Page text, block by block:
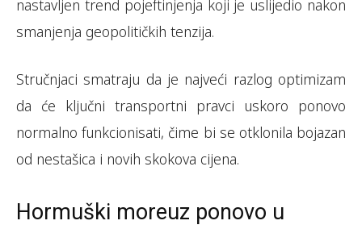
nastavljen trend pojeftinjenja koji je uslijedio nakon
smanjenja geopolitičkih tenzija.
Stručnjaci smatraju da je najveći razlog optimizam
da će ključni transportni pravci uskoro ponovo
normalno funkcionisati, čime bi se otklonila bojazan
od nestašica i novih skokova cijena.
Hormuški moreuz ponovo u